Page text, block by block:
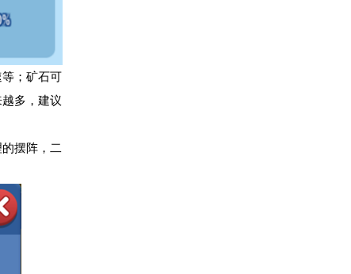
；矿石可
多，建议
摆阵，二